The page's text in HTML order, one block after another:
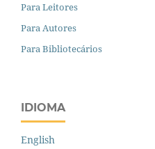
Para Leitores
Para Autores
Para Bibliotecários
IDIOMA
English